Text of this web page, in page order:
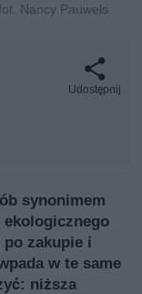
Nancy Pauwels
Udostępnij
synonimem
zakupie i
w te same
niższa